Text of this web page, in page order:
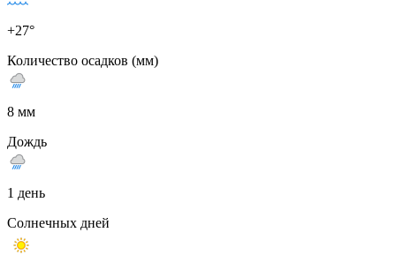
+27°
Количество осадков (мм)
8 мм
Дождь
1 день
Солнечных дней